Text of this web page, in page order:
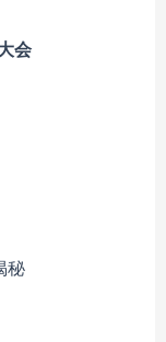
会
秘